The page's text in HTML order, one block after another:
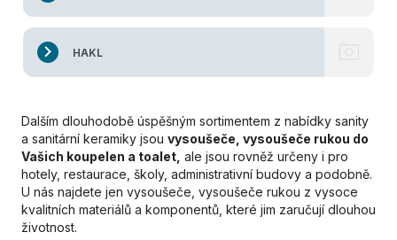
HAKL
Dalším dlouhodobě úspěšným sortimentem z nabídky sanity
a sanitární keramiky jsou vysoušeče, vysoušeče rukou do
Vašich koupelen a toalet, ale jsou rovněž určeny i pro
hotely, restaurace, školy, administrativní budovy a podobně.
U nás najdete jen vysoušeče, vysoušeče rukou z vysoce
kvalitních materiálů a komponentů, které jim zaručují dlouhou
životnost.